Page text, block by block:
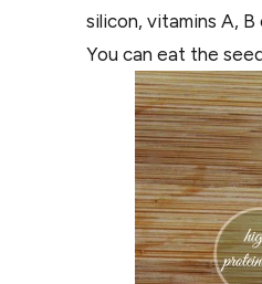
silicon, vitamins A,
You can eat the